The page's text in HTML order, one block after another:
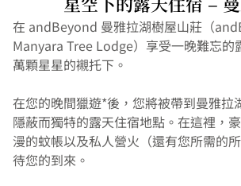
在 andBeyond 曼雅拉湖樹屋山莊（
Manyara Tree Lodge）享受一晚難忘的
萬顆星星的襯托下。
在您的晚間獵遊*後，您將被帶到曼雅拉
隱蔽而獨特的露天住宿地點。在這裡，
漫的蚊帳以及私人營火（還有您所需的
待您的到來。